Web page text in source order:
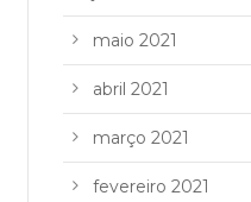
maio 2021
abril 2021
março 2021
fevereiro 2021